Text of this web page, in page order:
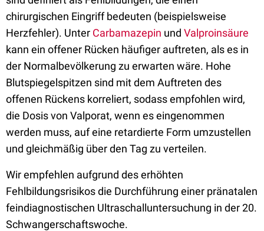
chirurgischen Eingriff bedeuten (beispielsweise
Herzfehler). Unter Carbamazepin und Valproinsäure
kann ein offener Rücken häufiger auftreten, als es in
der Normalbevölkerung zu erwarten wäre. Hohe
Blutspiegelspitzen sind mit dem Auftreten des
offenen Rückens korreliert, sodass empfohlen wird,
die Dosis von Valporat, wenn es eingenommen
werden muss, auf eine retardierte Form umzustellen
und gleichmäßig über den Tag zu verteilen.
Wir empfehlen aufgrund des erhöhten
Fehlbildungsrisikos die Durchführung einer pränatalen
feindiagnostischen Ultraschalluntersuchung in der 20.
Schwangerschaftswoche.